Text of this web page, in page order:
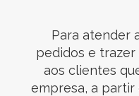
Para atender
pedidos e trazer
aos clientes
empresa, a partir